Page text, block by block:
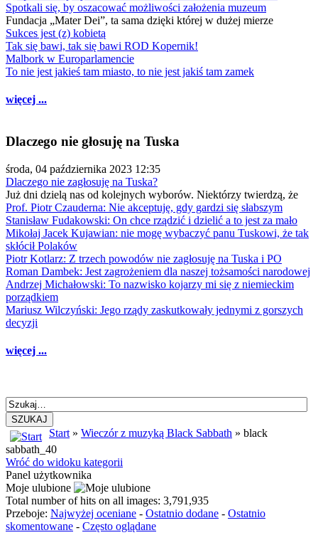
Spotkali się, by oszacować możliwości założenia muzeum
Fundacja „Mater Dei”, ta sama dzięki której w dużej mierze
Sukces jest (z) kobietą
Tak się bawi, tak się bawi ROD Kopernik!
Malbork w Europarlamencie
To nie jest jakieś tam miasto, to nie jest jakiś tam zamek
więcej ...
Dlaczego nie głosuję na Tuska
środa, 04 października 2023 12:35
Dlaczego nie zagłosuję na Tuska?
Już dni dzielą nas od kolejnych wyborów. Niektórzy twierdzą, że
Prof. Piotr Czauderna: Nie akceptuję, gdy gardzi się słabszym
Stanisław Fudakowski: On chce rządzić i dzielić a to jest za mało
Mikołaj Jacek Kujawian: nie mogę wybaczyć panu Tuskowi, że tak
skłócił Polaków
Piotr Kotlarz: Z trzech powodów nie zagłosuję na Tuska i PO
Roman Dambek: Jest zagrożeniem dla naszej tożsamości narodowej
Andrzej Michałowski: To nazwisko kojarzy mi się z niemieckim
porządkiem
Mariusz Wilczyński: Jego rządy zaskutkowały jednymi z gorszych
decyzji
więcej ...
SZUKAJ
Start » Wieczór z muzyką Black Sabbath » black
sabbath_40
Wróć do widoku kategorii
Panel użytkownika
Moje ulubione
Total number of hits on all images: 3,791,935
Przeboje: Najwyżej oceniane - Ostatnio dodane - Ostatnio
skomentowane - Często oglądane